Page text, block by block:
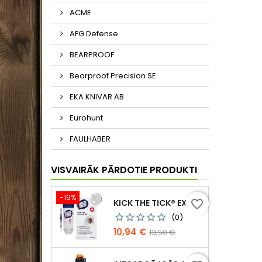
ACME
AFG Defense
BEARPROOF
Bearproof Precision SE
EKA KNIVAR AB
Eurohunt
FAULHABER
VISVAIRĀK PĀRDOTIE PRODUKTI
-19% KICK THE TICK® EXPERT SAFE TICK REMOVAL KIT, KOMPLEKTS DROŠAI ĒRČU NOŅEMŠANAI
(0)
Cena
10,94 € Standarta
13,50 €
favorite_border